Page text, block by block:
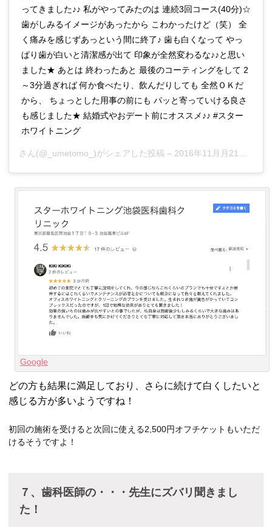
ってきました♪♪ 私がやってみたのは 連続3回コース(40分)☆
歯がしみるイメージがあったから こわかったけど（笑） 全
く痛みを感じずあっという間に終了♪ 歯も白くなって やっ
ぱり歯が白いと清潔感が出て 印象が全然変わるな♪♪と思い
ました★ あとは 終わったあと 最後のコーティングをして 2
～3分過ぎれば 何か食べたり、飲んだりしても 全然ＯＫだ
から、 ちょっとした用事の前にも パッと寄っていける良さ
も感じました★ 結婚式やおデート前にオススメ♪♪ #スター
ホワイトニング
さん(@_umetomo_)がシェアした投稿 – 2016年11月月21日午前12時22分PST
Google
どの方も結果に満足しており、さらに続けて白くしたいと
感じる方が多いようですね！
初回の施術を受けると次回に使える2,500円オフチケットもいただ
けるそうですよ！
７、歯科医師の・・・先生にズバリ聞きまし
た！